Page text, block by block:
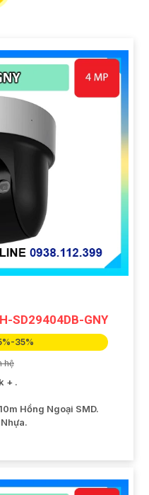
lại dễ dàng, và khả
quản lý dữ liệu camera.
cứng, bạn có thể yên
ninh trong mọi tình
gian và công sức trong
SD29404DB-GNY
35%
hệ
+ .
Hồng Ngoại SMD.